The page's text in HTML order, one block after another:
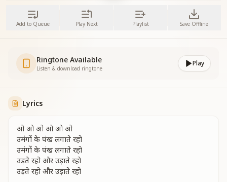
Add to Queue Play Next Playlist Save Offline
Ringtone Available
Listen & download ringtone
Play
Lyrics
ओ ओ ओ ओ ओ ओ
उमंगों के पंख लगाते रहो
उमंगों के पंख लगाते रहो
उड़ते रहो और उड़ाते रहो
उड़ते रहो और उड़ाते रहो